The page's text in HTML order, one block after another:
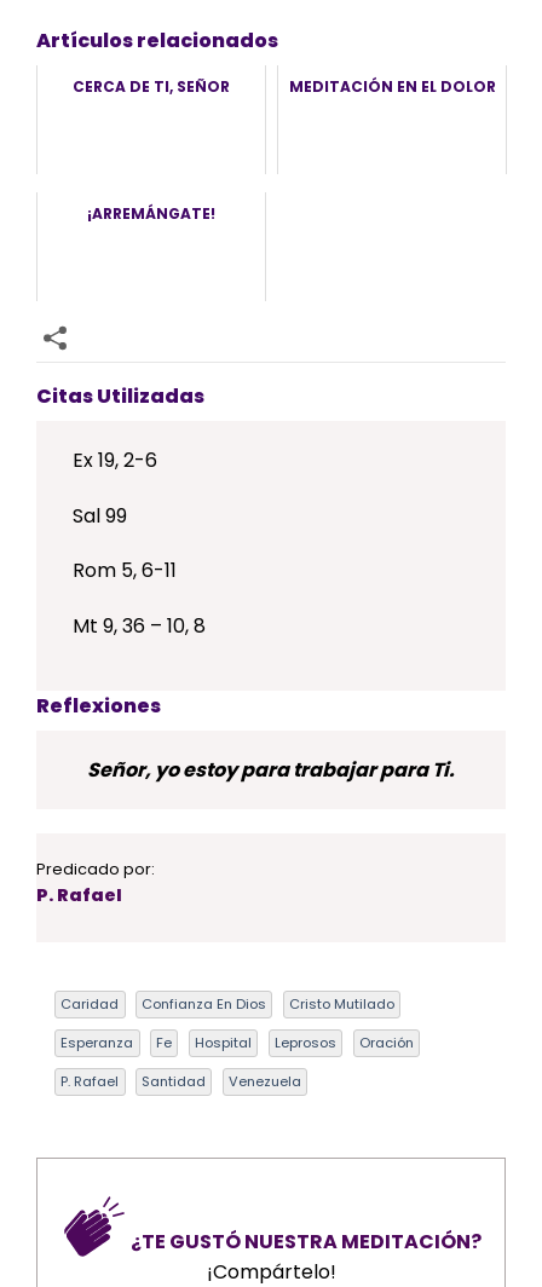
Artículos relacionados
CERCA DE TI, SEÑOR MEDITACIÓN EN EL DOLOR
¡ARREMÁNGATE!
Citas Utilizadas
Ex 19, 2-6
Sal 99
Rom 5, 6-11
Mt 9, 36 – 10, 8
Reflexiones
Señor, yo estoy para trabajar para Ti.
Predicado por:
P. Rafael
Caridad Confianza En Dios Cristo Mutilado
Esperanza Fe Hospital Leprosos Oración
P. Rafael Santidad Venezuela
¿TE GUSTÓ NUESTRA MEDITACIÓN?
¡Compártelo!